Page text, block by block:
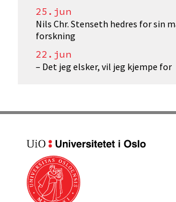
25.jun
Nils Chr. Stenseth hedres for sin
forskning
22.jun
– Det jeg elsker, vil jeg kjempe for